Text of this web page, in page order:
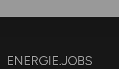
ENERGIE.JOBS